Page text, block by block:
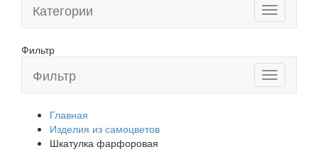
Toggle
navigation
Категории
Фильтр
Toggle
navigation
Фильтр
Главная
Изделия из самоцветов
Шкатулка фарфоровая